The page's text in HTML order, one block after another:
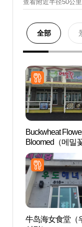
查看附近半径50公
全部
Buckwheat
Bloomed（메밀
습니다）
牛岛海女食堂（